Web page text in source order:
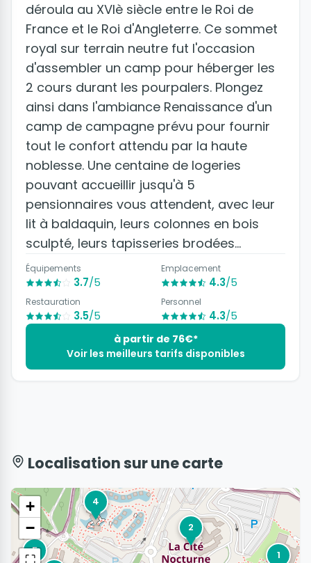
déroula au XVIè siècle entre le Roi de
France et le Roi d'Angleterre. Ce sommet
royal sur terrain neutre fut l'occasion
d'assembler un camp pour héberger les
2 cours durant les pourpalers. Plongez
ainsi dans l'ambiance Renaissance d'un
camp de campagne prévu pour fournir
tout le confort attendu par la haute
noblesse. Une centaine de logeries
pouvant accueillir jusqu'à 5
pensionnaires vous attendent, avec leur
lit à baldaquin, leurs colonnes en bois
sculpté, leurs tapisseries brodées...
Équipements
3.7/5
Emplacement
4.3/5
Restauration
3.5/5
Personnel
4.3/5
à partir de 76€*
Voir les meilleurs tarifs disponibles
Localisation sur une carte
1
2
4
5
+
−
⛶